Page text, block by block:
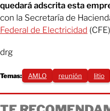
quedará adscrita esta
con la Secretaría de
Federal de Electricidad
drg
Temas: AMLO reunión litio